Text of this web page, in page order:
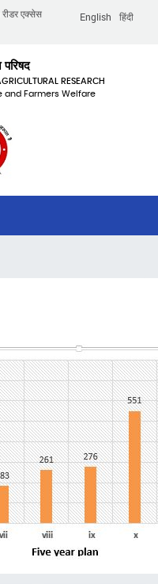
English हिंदी
एक्सेस
RESEARCH
and Farmers Welfare